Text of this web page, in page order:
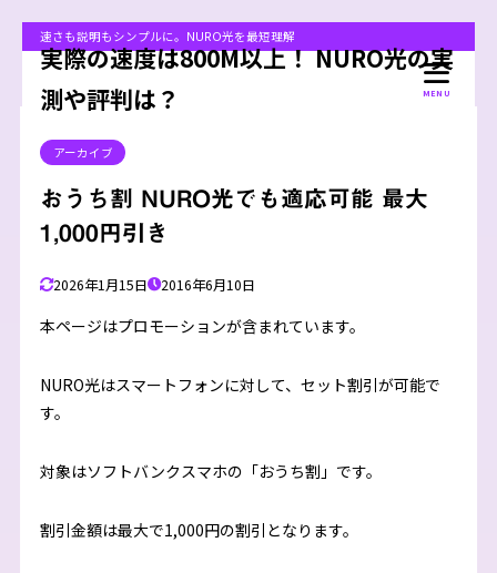
速さも説明もシンプルに。NURO光を最短理解
実際の速度は800M以上！ NURO光の実
測や評判は？
MENU
アーカイブ
おうち割 NURO光でも適応可能 最大
1,000円引き
2026年1月15日 2016年6月10日
本ページはプロモーションが含まれています。
NURO光はスマートフォンに対して、セット割引が可能で
す。
対象はソフトバンクスマホの「おうち割」です。
割引金額は最大で1,000円の割引となります。